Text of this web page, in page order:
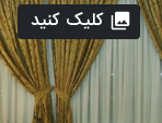
کلیک کنید